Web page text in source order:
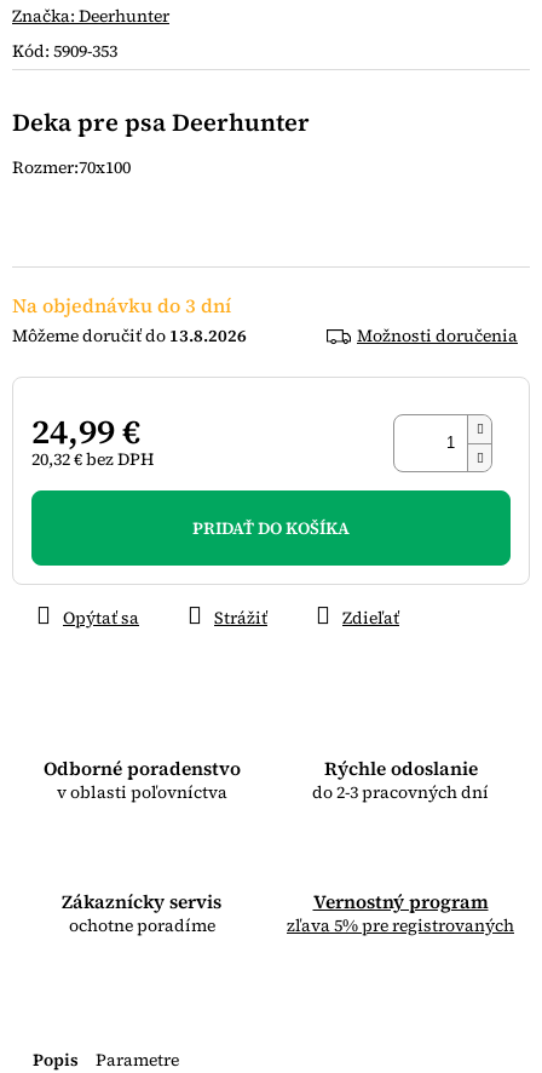
Kód: 5909-353
Na objednávku do 3 dní
13.8.2026 Možnosti doručenia
24,99 €
20,32 € bez DPH
Jednotková
PRIDAŤ DO KOŠÍKA
Odborné poradenstvo
v oblasti poľovníctva
Rýchle odoslanie
do 2-3 pracovných dní
Zákaznícky servis
ochotne poradíme
Vernostný program
zľava 5% pre registrovaných
Deka pre psa Deerhunter
Rozmer:70x100
Opýtať sa Strážiť Zdieľať
produktu
0,0
hviezdičiek.
Značka: Deerhunter
Popis Parametre